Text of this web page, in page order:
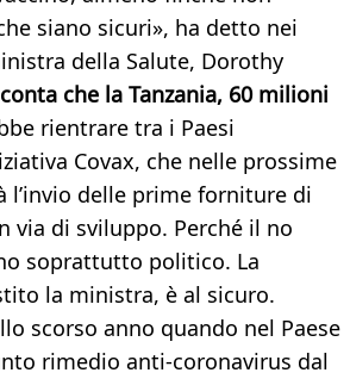
siano sicuri», ha detto nei
della Salute, Dorothy
che la Tanzania, 60 milioni
rientrare tra i Paesi
Covax, che nelle prossime
l’invio delle prime forniture di
via di sviluppo. Perché il no
soprattutto politico. La
la ministra, è al sicuro.
scorso anno quando nel Paese
rimedio anti-coronavirus dal